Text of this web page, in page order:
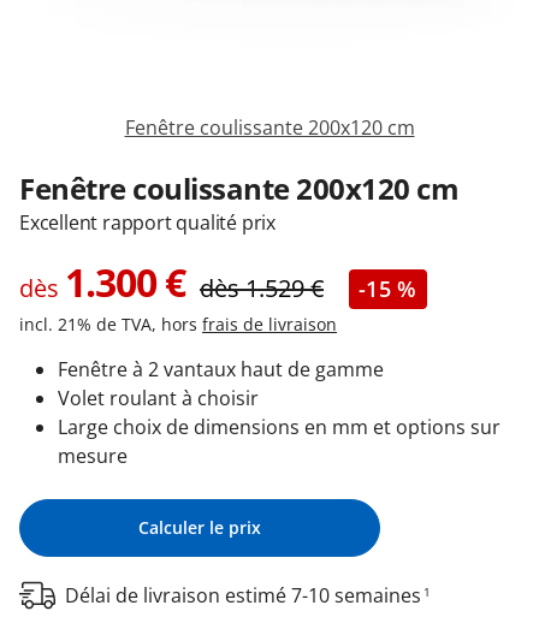
Conseils gratuits
Fenêtre coulissante 200x120 cm
Fenêtre coulissante 200x120 cm
Excellent rapport qualité prix
dès 1.300€ dès1.529€ -15 %
incl. 21% de TVA, hors frais de livraison
Fenêtre à 2 vantaux haut de gamme
Volet roulant à choisir
Large choix de dimensions en mm et options sur
mesure
Calculer le prix
Délai de livraison estimé 7-10 semaines 1